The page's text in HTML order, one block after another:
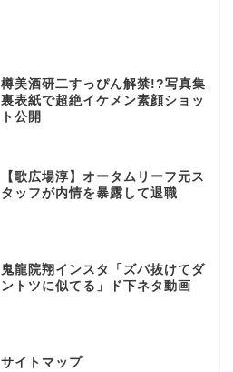
樽美酒研二すっぴん解禁!?写真集
裏表紙で超絶イケメン素顔ショッ
ト公開
【歌広場淳】オータムリーフ元ス
タッフが内情を暴露して退職
鬼龍院翔インスタ「ズバ抜けてダ
ントツに似てる」ド下ネタ動画
サイトマップ